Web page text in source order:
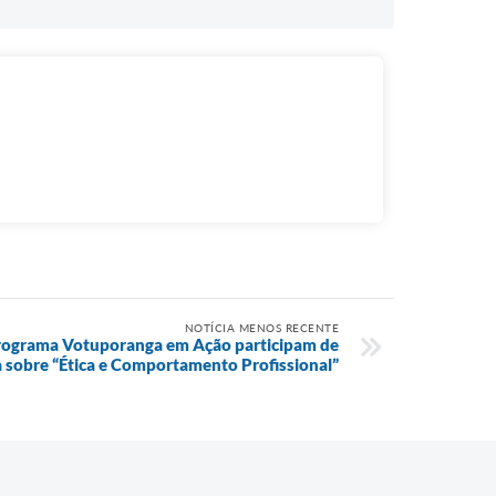
NOTÍCIA MENOS RECENTE
Votuporanga em Ação participam de
sobre “Ética e Comportamento Profissional”